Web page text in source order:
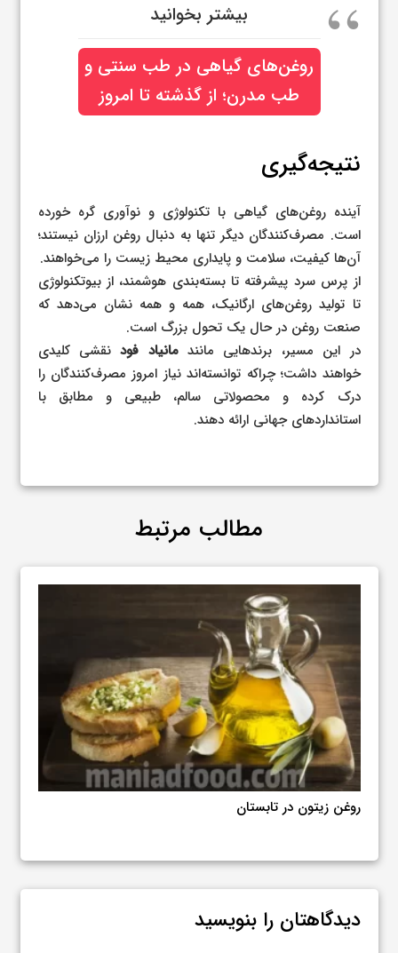
بیشتر بخوانید
روغن‌های گیاهی در طب سنتی و
طب مدرن؛ از گذشته تا امروز
نتیجه‌گیری
آینده روغن‌های گیاهی با تکنولوژی و نوآوری گره خورده
است. مصرف‌کنندگان دیگر تنها به دنبال روغن ارزان نیستند؛
آن‌ها کیفیت، سلامت و پایداری محیط زیست را می‌خواهند.
از پرس سرد پیشرفته تا بسته‌بندی هوشمند، از بیوتکنولوژی
تا تولید روغن‌های ارگانیک، همه و همه نشان می‌دهد که
صنعت روغن در حال یک تحول بزرگ است.
در این مسیر، برندهایی مانندمانیاد فودنقشی کلیدی
خواهند داشت؛ چراکه توانسته‌اند نیاز امروز مصرف‌کنندگان را
درک کرده و محصولاتی سالم، طبیعی و مطابق با
استانداردهای جهانی ارائه دهند.
مطالب مرتبط
مقایسه اثر روغن‌های گیاهی و حیوانی بر عملکرد ورزشی؛
دیدگاهتان را بنویسید